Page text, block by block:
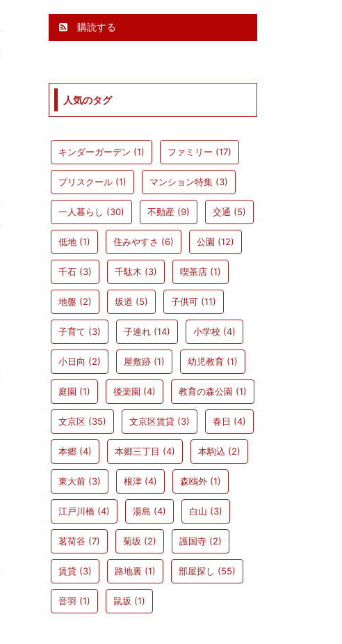
購読する
人気のタグ
キンダーガーデン (1) ファミリー (17)
プリスクール (1) マンション特集 (3)
一人暮らし (30) 不動産 (9) 交通 (5)
低地 (1) 住みやすさ (6) 公園 (12)
千石 (3) 千駄木 (3) 喫茶店 (1)
地盤 (2) 坂道 (5) 子供可 (11)
子育て (3) 子連れ (14) 小学校 (4)
小日向 (2) 屋敷跡 (1) 幼児教育 (1)
庭園 (1) 後楽園 (4) 教育の森公園 (1)
文京区 (35) 文京区賃貸 (3) 春日 (4)
本郷 (4) 本郷三丁目 (4) 本駒込 (2)
東大前 (3) 根津 (4) 森鴎外 (1)
江戸川橋 (4) 湯島 (4) 白山 (3)
茗荷谷 (7) 菊坂 (2) 護国寺 (2)
賃貸 (3) 路地裏 (1) 部屋探し (55)
音羽 (1) 鼠坂 (1)